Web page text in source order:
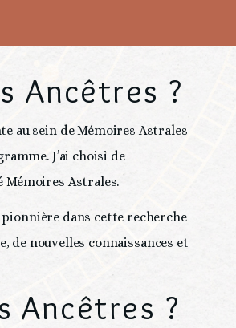
Ancêtres ?
au sein de Mémoires Astrales
J’ai choisi de
Mémoires Astrales.
pionnière dans cette recherche
de nouvelles connaissances et
Ancêtres ?